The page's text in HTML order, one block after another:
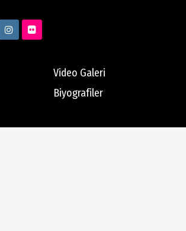
Video Galeri
Biyografiler